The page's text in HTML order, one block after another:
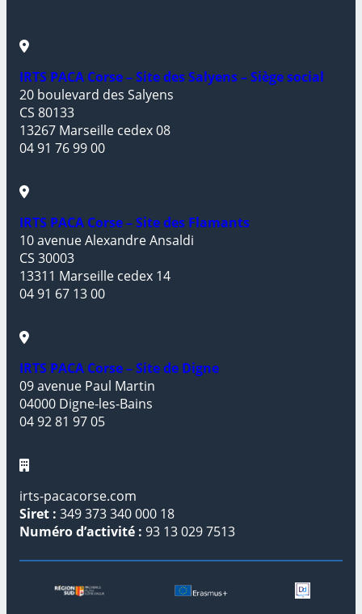
IRTS PACA Corse – Site des Salyens – Siège social
20 boulevard des Salyens
CS 80133
13267 Marseille cedex 08
04 91 76 99 00
IRTS PACA Corse – Site des Flamants
10 avenue Alexandre Ansaldi
CS 30003
13311 Marseille cedex 14
04 91 67 13 00
IRTS PACA Corse – Site de Digne
09 avenue Paul Martin
04000 Digne-les-Bains
04 92 81 97 05
irts-pacacorse.com
Siret : 349 373 340 000 18
Numéro d’activité : 93 13 029 7513